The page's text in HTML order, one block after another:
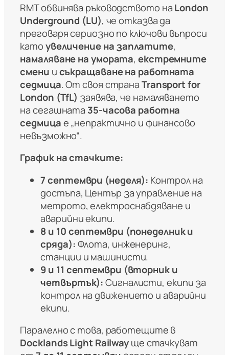
RMT обвинява ръководството наLondon
Underground (LU), че отказва да
преговаря сериозно по ключови въпроси
катоувеличение на заплатите,
намаляване на умората,екстремните
смени исъкращаване на работната
седмица. От своя странаTransport for
London (TfL) заявява, че намаляването
на сегашната 35-часова работна
седмицае „непрактично и финансово
невъзможно“.
График на стачките:
7 септември (неделя): Контрол на
достъпа, Център за управление на
метрото, електроснабдяване и
аварийни екипи.
8 и 10 септември (понеделник и
сряда):Флота, инженеринг,
станции и машинисти.
9 и 11 септември (вторник и
четвъртък):Сигналисти, екипи за
контрол на движението и аварийни
екипи.
Паралелно с това, работещите в
Docklands Light Railwayще стачкуват